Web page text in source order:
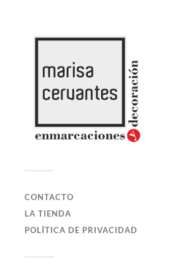
CONTACTO
LA TIENDA
POLÍTICA DE PRIVACIDAD